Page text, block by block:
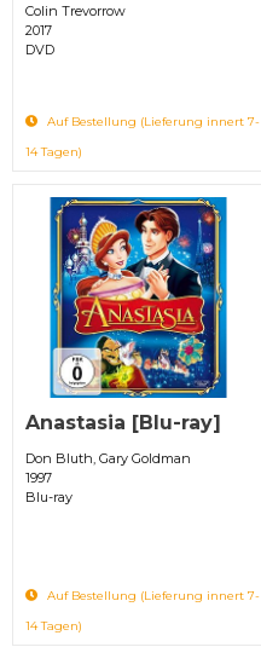
Colin Trevorrow
2017
DVD
Auf Bestellung (Lieferung innert 7-
14 Tagen)
Anastasia [Blu-ray]
Don Bluth, Gary Goldman
1997
Blu-ray
Auf Bestellung (Lieferung innert 7-
14 Tagen)